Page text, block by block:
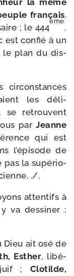
la même
fran­çais.
; le 444
ème
,
est confié à un
le plan du dis­
les déli­
se retrouvent
par Jeanne
qui est
l’é­pi­sode de
pas la supé­rio­
./.
atten­tifs à
va des­si­ner :
Dieu ait osé de
Esther, libé­
juif ; Clotilde,